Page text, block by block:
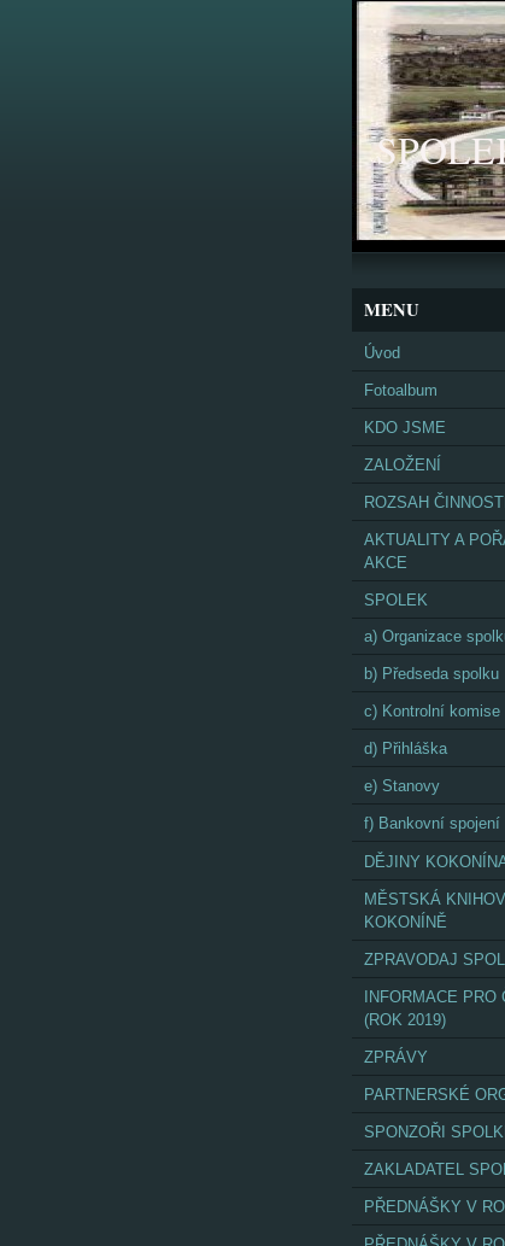
MENU
Úvod
Fotoalbum
KDO JSME
ZALOŽENÍ
ROZSAH ČINNOSTI
AKTUALITY A
AKCE
SPOLEK
a) Organizace
b) Předseda spolku
c) Kontrolní komise
d) Přihláška
e) Stanovy
f) Bankovní spojení
DĚJINY
MĚSTSKÁ
KOKONÍNĚ
ZPRAVODAJ
INFORMACE PRO
(ROK 2019)
ZPRÁVY
PARTNERSKÉ
SPONZOŘI
ZAKLADATEL
PŘEDNÁŠKY V